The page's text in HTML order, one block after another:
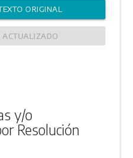
ORIGINAL
ACTUALIZADO
y/o
Resolución